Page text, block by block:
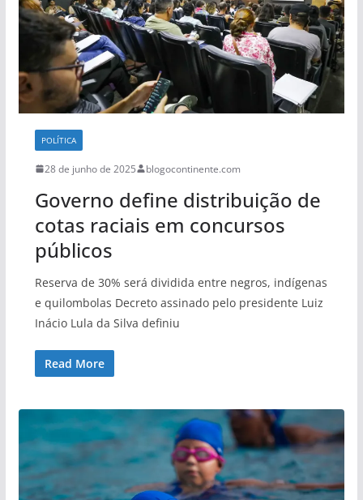
POLÍTICA
28 de junho de 2025 blogocontinente.com
Governo define distribuição de
cotas raciais em concursos
públicos
Reserva de 30% será dividida entre negros, indígenas
e quilombolas Decreto assinado pelo presidente Luiz
Inácio Lula da Silva definiu
Read More